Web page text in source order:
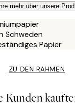
mehr über unsere
Schweden
Papier
ZU DEN RAHMEN
Kunden